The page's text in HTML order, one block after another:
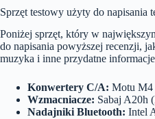
Sprzęt testowy użyty do napisania
Poniżej sprzęt, który w
do napisania powyższej recenzji,
muzyka i inne przydatne
Konwertery C/A: Motu M4
Wzmacniacze: Sabaj A20h
Nadajniki Bluetooth: Intel